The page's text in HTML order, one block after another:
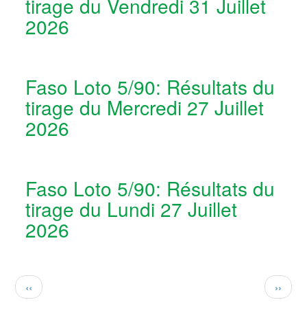
tirage du Vendredi 31 Juillet
2026
Faso Loto 5/90: Résultats du
tirage du Mercredi 27 Juillet
2026
Faso Loto 5/90: Résultats du
tirage du Lundi 27 Juillet
2026
Pagination
Page
précédente
‹‹
Page
››